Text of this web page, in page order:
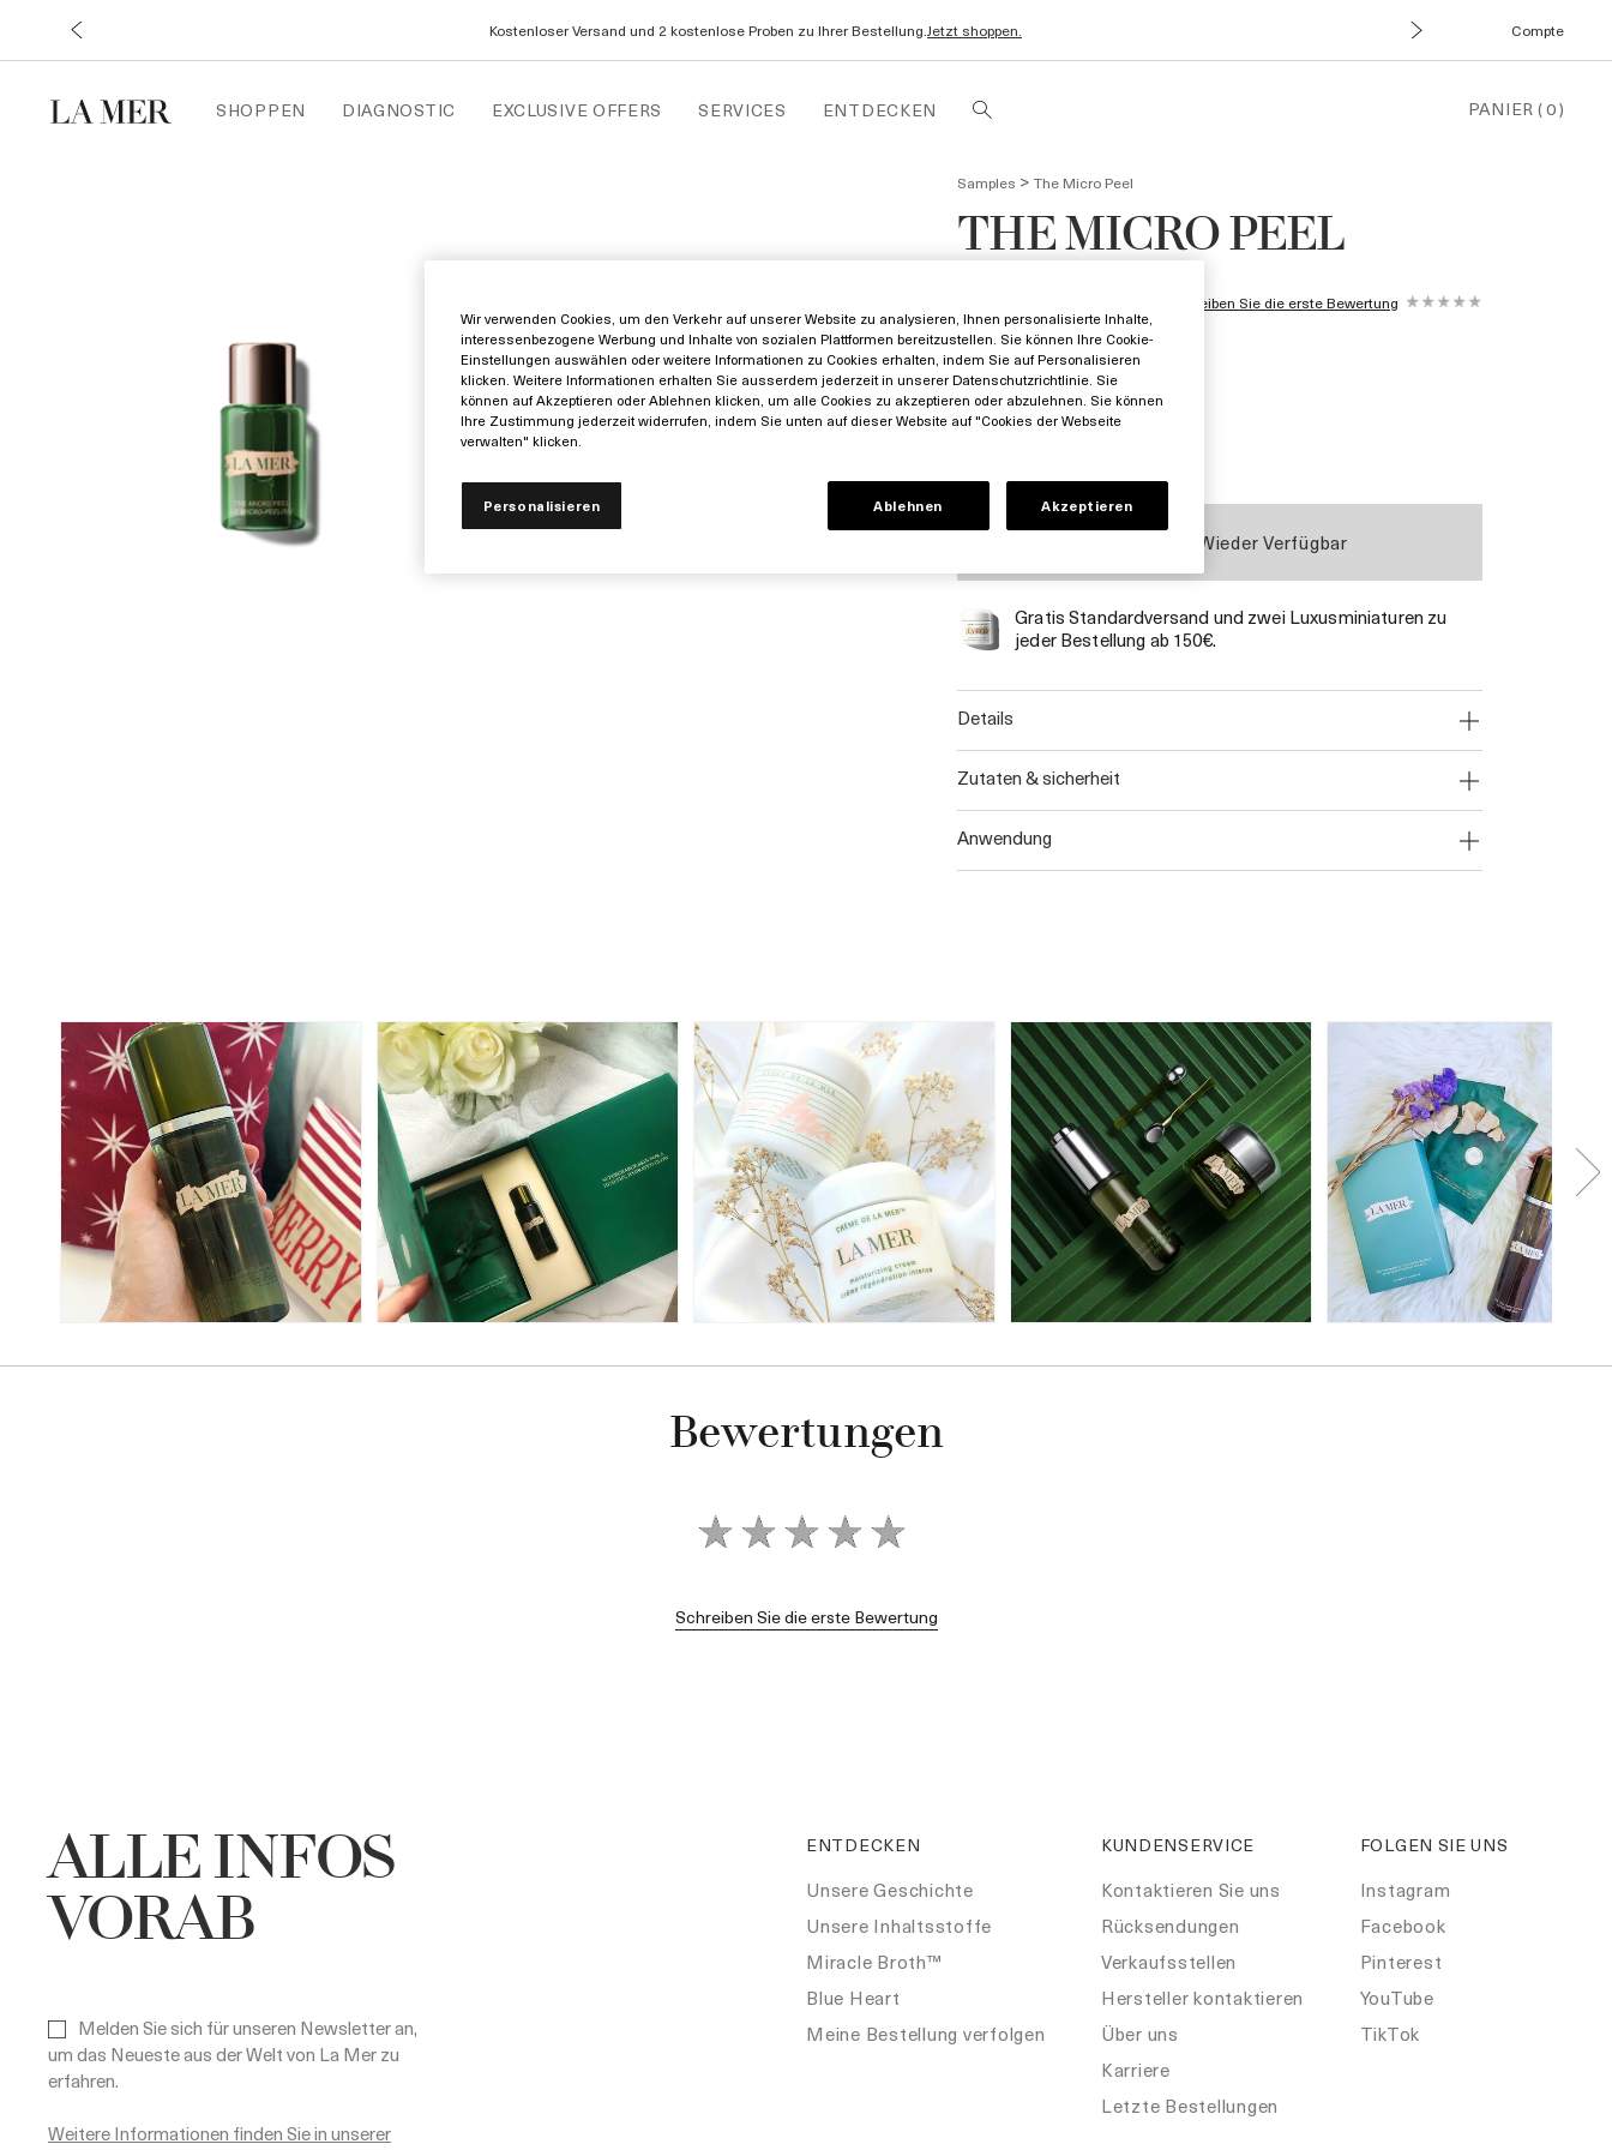
Kostenloser Versand und 2 kostenlose Proben zu Ihrer Bestellung.Jetzt shoppen. Compte
SHOPPEN DIAGNOSTIC EXCLUSIVE OFFERS SERVICES ENTDECKEN PANIER(0)
Samples >The Micro Peel
THE MICRO PEEL
Inkl. MwSt. zzgl.
Versand
Schreiben Sie die erste Bewertung
5 ml / 0€
Demnächst Wieder Verfügbar
Gratis Standardversand und zwei Luxusminiaturen zu
jeder Bestellung ab 150€.
details
zutaten & sicherheit
anwendung
Bewertungen
Schreiben Sie die erste Bewertung
ALLE INFOS
VORAB
Melden Sie sich für unseren Newsletter an,
um das Neueste aus der Welt von La Mer zu
erfahren.
Weitere Informationen finden Sie in unserer
ENTDECKEN
Unsere Geschichte
Unsere Inhaltsstoffe
Miracle Broth™
Blue Heart
Meine Bestellung verfolgen
KUNDENSERVICE
Kontaktieren Sie uns
Rücksendungen
Verkaufsstellen
Hersteller kontaktieren
Über uns
Karriere
Letzte Bestellungen
FOLGEN SIE UNS
Instagram
Facebook
Pinterest
YouTube
TikTok
Wir verwenden Cookies, um den Verkehr auf unserer Website zu analysieren, Ihnen personalisierte Inhalte,
interessenbezogene Werbung und Inhalte von sozialen Plattformen bereitzustellen. Sie können Ihre Cookie-
Einstellungen auswählen oder weitere Informationen zu Cookies erhalten, indem Sie auf Personalisieren
klicken. Weitere Informationen erhalten Sie ausserdem jederzeit in unserer Datenschutzrichtlinie. Sie
können auf Akzeptieren oder Ablehnen klicken, um alle Cookies zu akzeptieren oder abzulehnen. Sie können
Ihre Zustimmung jederzeit widerrufen, indem Sie unten auf dieser Website auf "Cookies der Webseite
verwalten" klicken.
Personalisieren Ablehnen Akzeptieren